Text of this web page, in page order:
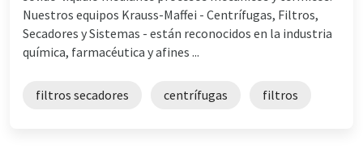
Nuestros equipos Krauss-Maffei - Centrífugas, Filtros,
Secadores y Sistemas - están reconocidos en la industria
química, farmacéutica y afines ...
filtros secadores centrífugas filtros